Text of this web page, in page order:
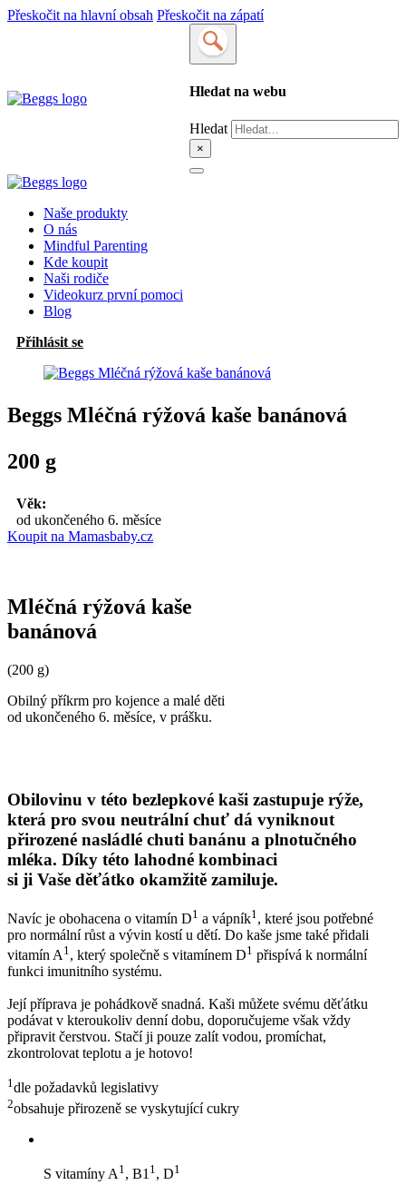
Přeskočit na hlavní obsah Přeskočit na zápatí
Hledat na webu
Hledat
×
Naše produkty
O nás
Mindful Parenting
Kde koupit
Naši rodiče
Videokurz první pomoci
Blog
Přihlásit se
Beggs Mléčná rýžová kaše banánová
200 g
Věk:
od ukončeného 6. měsíce
Koupit na Mamasbaby.cz
Mléčná rýžová kaše
banánová
(200 g)
Obilný příkrm pro kojence a malé děti
od ukončeného 6. měsíce, v prášku.
Obilovinu v této bezlepkové kaši zastupuje rýže,
která pro svou neutrální chuť dá vyniknout
přirozené nasládlé chuti banánu a plnotučného
mléka. Díky této lahodné kombinaci
si ji Vaše děťátko okamžitě zamiluje.
Navíc je obohacena o vitamín D1 a vápník1 , které jsou potřebné
pro normální růst a vývin kostí u dětí. Do kaše jsme také přidali
vitamín A1, který společně s vitamínem D1 přispívá k normální
funkci imunitního systému.
Její příprava je pohádkově snadná. Kaši můžete svému děťátku
podávat v kteroukoliv denní dobu, doporučujeme však vždy
připravit čerstvou. Stačí ji pouze zalít vodou, promíchat,
zkontrolovat teplotu a je hotovo!
1dle požadavků legislativy
2obsahuje přirozeně se vyskytující cukry
S vitamíny A1, B11, D1